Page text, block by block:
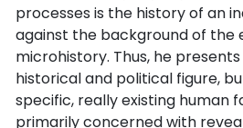
processes is the history of an
against the background of the
microhistory. Thus, he presents
historical and political figure,
specific, really existing human
primarily concerned with